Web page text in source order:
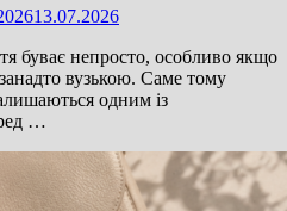
13.07.2026
буває непросто, особливо якщо
вузькою. Саме тому
одним із
…